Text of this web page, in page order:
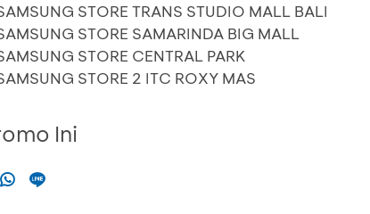
STORE TRANS STUDIO MALL BALI
STORE SAMARINDA BIG MALL
STORE CENTRAL PARK
STORE 2 ITC ROXY MAS
Ini